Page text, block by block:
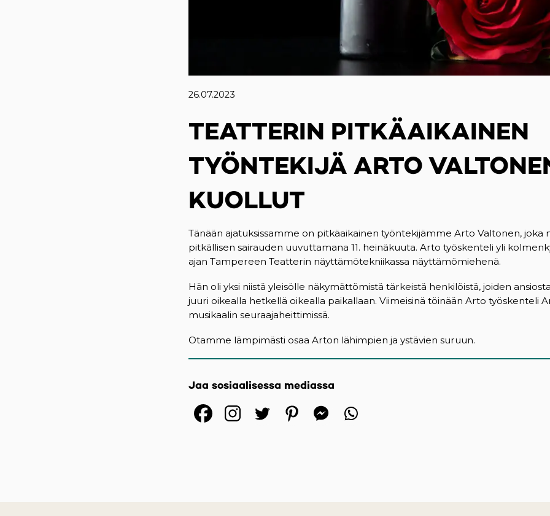
26.07.2023
TEATTERIN PITKÄAIKAINEN
TYÖNTEKIJÄ ARTO
KUOLLUT
Tänään ajatuksissamme on pitkäaikainen työntekijämme Arto Valtonen, joka
pitkällisen sairauden uuvuttamana 11. heinäkuuta. Arto työskenteli yli
ajan Tampereen Teatterin näyttämötekniikassa näyttämömiehenä.
Hän oli yksi niistä yleisölle näkymättömistä tärkeistä henkilöistä, joiden
juuri oikealla hetkellä oikealla paikallaan. Viimeisinä töinään Arto työskenteli
musikaalin seuraajaheittimissä.
Otamme lämpimästi osaa Arton lähimpien ja ystävien suruun.
Jaa sosiaalisessa mediassa
(opens in a new tab)
(opens in a new tab)
(opens in a new tab)
(opens in a new tab)